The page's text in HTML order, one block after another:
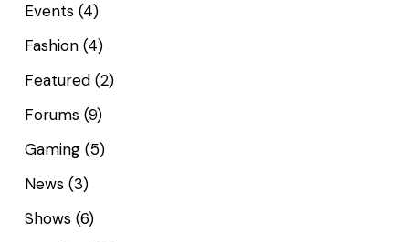
Events(4)
Fashion(4)
Featured(2)
Forums(9)
Gaming(5)
News(3)
Shows(6)